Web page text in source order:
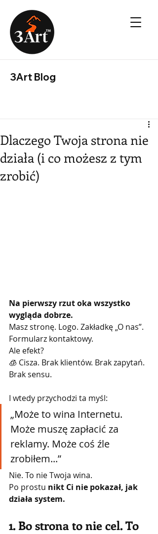
3Art Blog
Dlaczego Twoja strona nie
działa (i co możesz z tym
zrobić)
Na pierwszy rzut oka wszystko
wygląda dobrze.
Masz stronę. Logo. Zakładkę „O nas”.
Formularz kontaktowy.
Ale efekt?
🧊 Cisza. Brak klientów. Brak zapytań.
Brak sensu.
I wtedy przychodzi ta myśl:
„Może to wina Internetu.
Może muszę zapłacić za
reklamy. Może coś źle
zrobiłem...”
Nie. To nie Twoja wina.
Po prostu nikt Ci nie pokazał, jak
działa system.
1. Bo strona to nie cel. To